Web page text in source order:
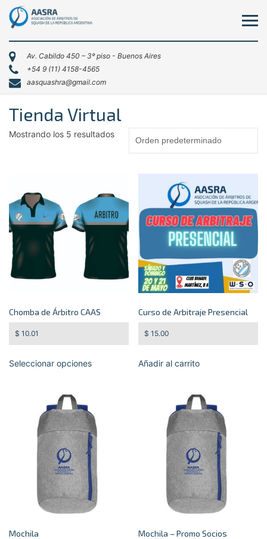
Av. Cabildo 450 – 3º piso - Buenos Aires
+54 9 (11) 4158-4565
aasquashra@gmail.com
Tienda Virtual
Mostrando los 5 resultados
Chomba de Árbitro CAAS
$ 10.01
Seleccionar opciones
Curso de Arbitraje Presencial
$ 15.00
Añadir al carrito
Mochila Mochila – Promo Socios